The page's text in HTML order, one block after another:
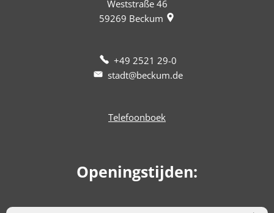
Weststraße 46
59269 Beckum
+49 2521 29-0
stadt@beckum.de
Telefoonboek
Openingstijden: